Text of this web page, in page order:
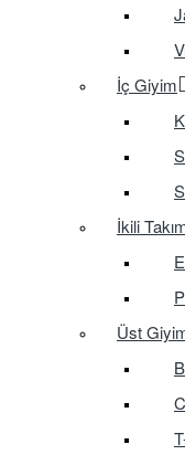
İç Giyim
İkili
Üst